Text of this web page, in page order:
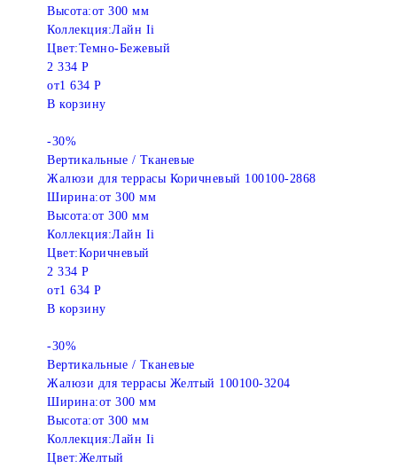
Высота:от 300 мм
Коллекция:Лайн Ii
Цвет:Темно-Бежевый
2 334 Р
от1 634 Р
В корзину
-30%
Вертикальные / Тканевые
Жалюзи для террасы Коричневый 100100-2868
Ширина:от 300 мм
Высота:от 300 мм
Коллекция:Лайн Ii
Цвет:Коричневый
2 334 Р
от1 634 Р
В корзину
-30%
Вертикальные / Тканевые
Жалюзи для террасы Желтый 100100-3204
Ширина:от 300 мм
Высота:от 300 мм
Коллекция:Лайн Ii
Цвет:Желтый